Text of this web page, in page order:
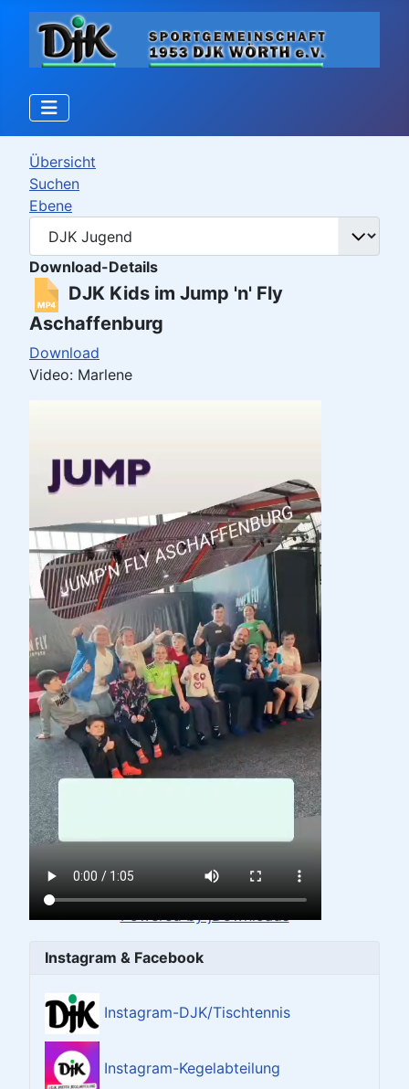
Übersicht
Suchen
Ebene
Download-Details
DJK Kids im Jump 'n' Fly
Aschaffenburg
Download
Video: Marlene
Informationen
Erstelldatum25.01.2025
Änderungsdatum
25.01.2025
Version
Dateigröße 10.96 MB
Erstellt von
Administrator
Geändert von
Administrator
Downloads
Lizenz
Preis
Powered by jDownloads
Instagram & Facebook
Instagram-DJK/Tischtennis
Instagram-Kegelabteilung